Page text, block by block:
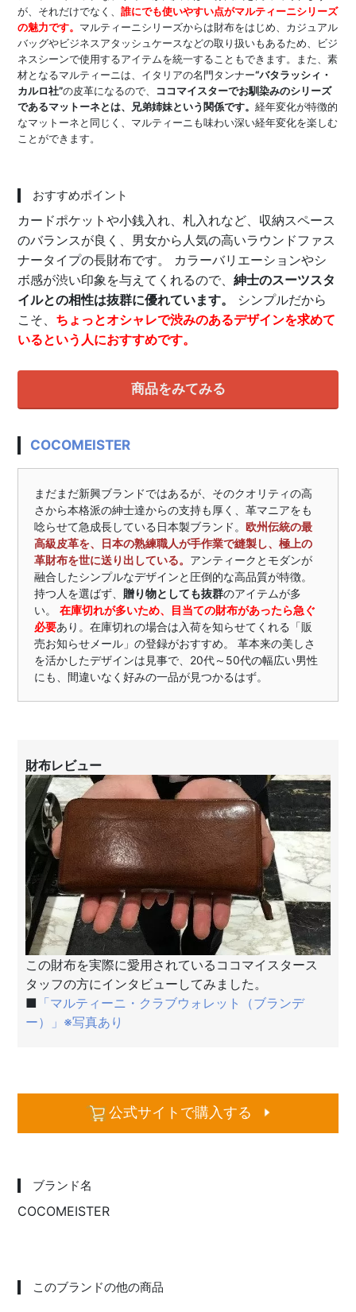
が、それだけでなく、誰にでも使いやすい点がマルティーニシリーズ
の魅力です。 マルティーニシリーズからは財布をはじめ、カジュアル
バッグやビジネスアタッシュケースなどの取り扱いもあるため、ビジ
ネスシーンで使用するアイテムを統一することもできます。また、素
材となるマルティーニは、イタリアの名門タンナー“バタラッシィ・
カルロ社”の皮革になるので、 ココマイスターでお馴染みのシリーズ
であるマットーネとは、兄弟姉妹という関係です。経年変化が特徴的
なマットーネと同じく、マルティーニも味わい深い経年変化を楽しむ
ことができます。
おすすめポイント
カードポケットや小銭入れ、札入れなど、収納スペース
のバランスが良く、男女から人気の高いラウンドファス
ナータイプの長財布です。 カラーバリエーションやシ
ボ感が渋い印象を与えてくれるので、紳士のスーツスタ
イルとの相性は抜群に優れています。
シンプルだから
こそ、 ちょっとオシャレで渋みのあるデザインを求めて
いるという人におすすめです。
商品をみてみる
COCOMEISTER
まだまだ新興ブランドではあるが、そのクオリティの高
さから本格派の紳士達からの支持も厚く、革マニアをも
唸らせて急成長している日本製ブランド。欧州伝統の最
高級皮革を、日本の熟練職人が手作業で縫製し、極上の
革財布を世に送り出している。 アンティークとモダンが
融合したシンプルなデザインと圧倒的な高品質が特徴。
持つ人を選ばず、 贈り物としても抜群のアイテムが多
い。在庫切れが多いため、目当ての財布があったら急ぐ
必要あり。在庫切れの場合は入荷を知らせてくれる「販
売お知らせメール」の登録がおすすめ。 革本来の美しさ
を活かしたデザインは見事で、20代～50代の幅広い男性
にも、間違いなく好みの一品が見つかるはず。
財布レビュー
この財布を実際に愛用されているココマイスタース
タッフの方にインタビューしてみました。
■ 「マルティーニ・クラブウォレット（ブランデ
ー）」※写真あり
公式サイトで購入する
ブランド名
COCOMEISTER
このブランドの他の商品